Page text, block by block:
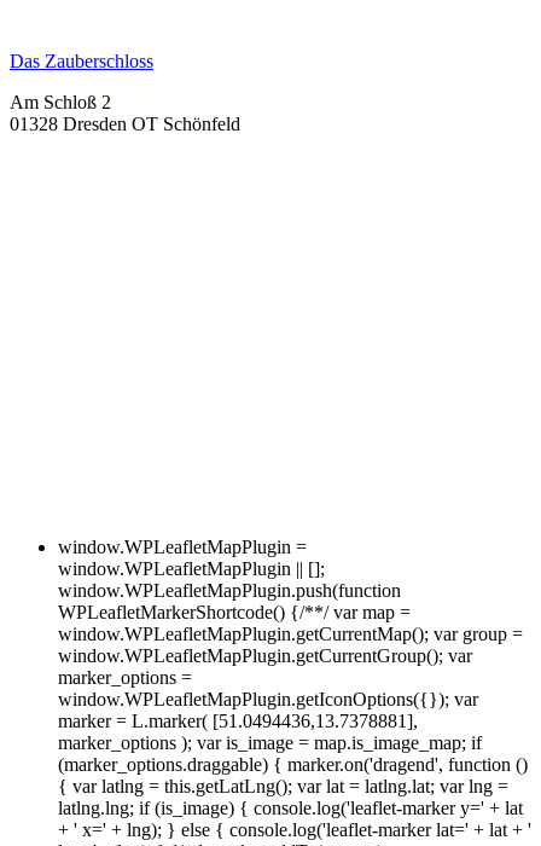
Das Zauberschloss
Am Schloß 2
01328 Dresden OT Schönfeld
window.WPLeafletMapPlugin =
window.WPLeafletMapPlugin || [];
window.WPLeafletMapPlugin.push(function
WPLeafletMarkerShortcode() {/**/ var map =
window.WPLeafletMapPlugin.getCurrentMap(); var group =
window.WPLeafletMapPlugin.getCurrentGroup(); var
marker_options =
window.WPLeafletMapPlugin.getIconOptions({}); var
marker = L.marker( [51.0494436,13.7378881],
marker_options ); var is_image = map.is_image_map; if
(marker_options.draggable) { marker.on('dragend', function ()
{ var latlng = this.getLatLng(); var lat = latlng.lat; var lng =
latlng.lng; if (is_image) { console.log('leaflet-marker y=' + lat
+ ' x=' + lng); } else { console.log('leaflet-marker lat=' + lat + '